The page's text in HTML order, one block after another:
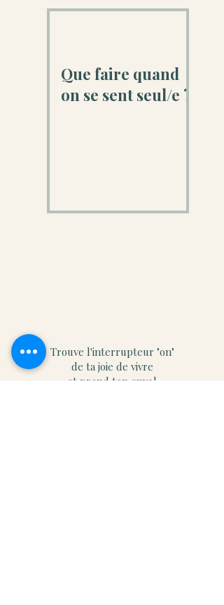
Que faire quand
on se sent seul/e ?
Trouve l'interrupteur "on"
de ta joie de vivre
et prend ton envol